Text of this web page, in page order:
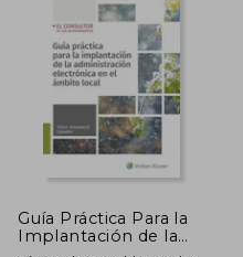
Guía Práctica Para la
Implantación de la